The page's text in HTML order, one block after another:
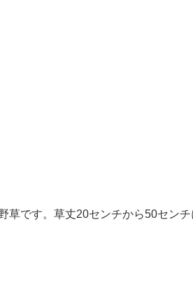
草です。草丈20センチから50セン